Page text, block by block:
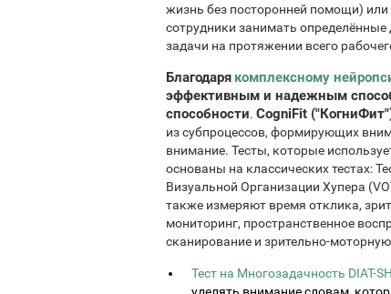
жизнь без посторонней помощи) или
сотрудники занимать
задачи на протяжении всего
Благодаря комплексному
эффективным и надежным
способности. CogniFit
из субпроцессов, формирующих
внимание. Тесты, которые
основаны на классических тестах:
Визуальной Организации Хупера
также измеряют время отклика,
мониторинг, пространственное
сканирование и зрительно-
Тест на Многозадачность DIAT-
уделять внимание словам,